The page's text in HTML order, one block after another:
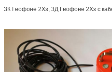
3К Геофоне 2Хз, 3Д Геофоне 2Хз с